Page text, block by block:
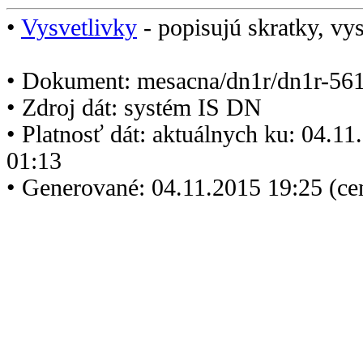
• Vysvetlivky - popisujú skratky,
• Dokument: mesacna/dn1r/dn1r-
• Zdroj dát: systém IS DN
• Platnosť dát: aktuálnych ku:
01:13
• Generované: 04.11.2015 19:25